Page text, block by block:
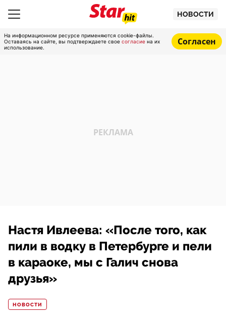
НОВОСТИ
На информационном ресурсе применяются cookie-файлы.
Оставаясь на сайте, вы подтверждаете свое согласие на их
использование.
Согласен
Настя Ивлеева: «После того, как
пили в водку в Петербурге и пели
в караоке, мы с Галич снова
друзья»
НОВОСТИ